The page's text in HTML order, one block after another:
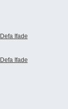
Ifade
Ifade